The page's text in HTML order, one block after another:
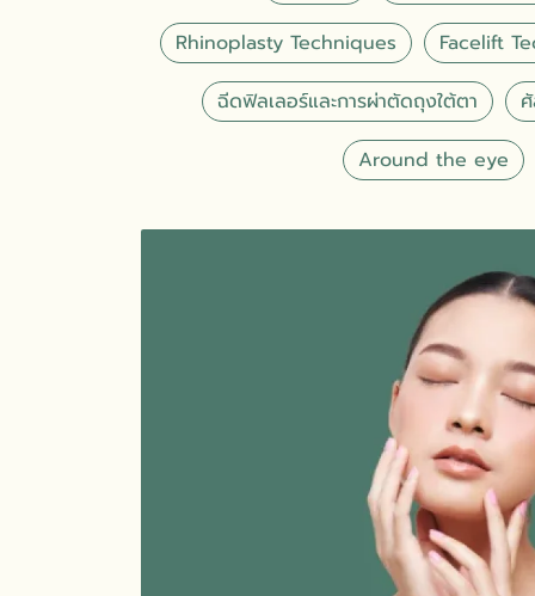
Rhinoplasty Techniques Facelift
ฉีดฟิลเลอร์และการผ่าตัดถุงใต้ตา
Around the eye